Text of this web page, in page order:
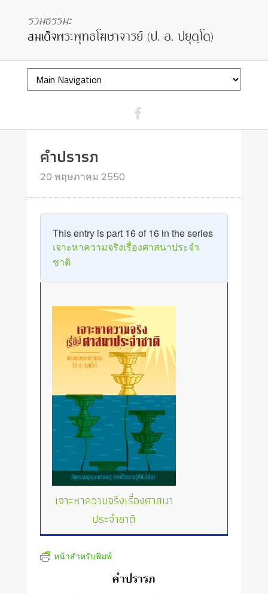
คำปรารภ
20 พฤษภาคม 2550
This entry is part 16 of 16 in the series
เจาะหาความจริงเรื่องศาสนาประจำ
ชาติ
เจาะหาความจริงเรื่องศาสนา
ประจำชาติ
หน้าสำหรับพิมพ์
คำปรารภ